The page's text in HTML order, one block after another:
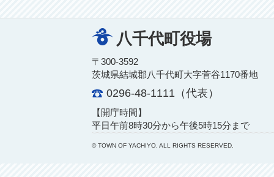
八千代町役場
〒300-3592
茨城県結城郡八千代町大字菅谷1170番地
0296-48-1111（代表）
【開庁時間】
平日午前8時30分から午後5時15分まで
© TOWN OF YACHIYO. ALL RIGHTS RESERVED.